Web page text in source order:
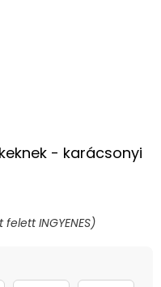
- karácsonyi